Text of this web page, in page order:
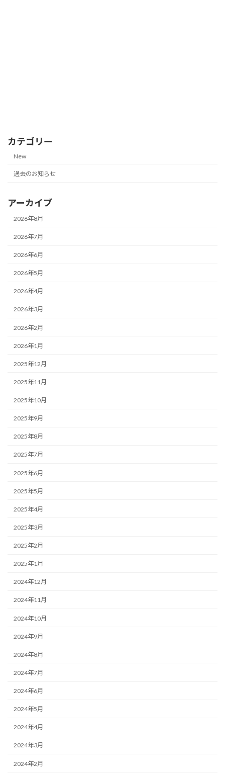
カテゴリー
New
過去のお知らせ
アーカイブ
2026年8月
2026年7月
2026年6月
2026年5月
2026年4月
2026年3月
2026年2月
2026年1月
2025年12月
2025年11月
2025年10月
2025年9月
2025年8月
2025年7月
2025年6月
2025年5月
2025年4月
2025年3月
2025年2月
2025年1月
2024年12月
2024年11月
2024年10月
2024年9月
2024年8月
2024年7月
2024年6月
2024年5月
2024年4月
2024年3月
2024年2月